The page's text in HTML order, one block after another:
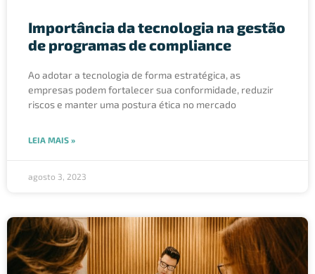
Importância da tecnologia na gestão
de programas de compliance
Ao adotar a tecnologia de forma estratégica, as
empresas podem fortalecer sua conformidade, reduzir
riscos e manter uma postura ética no mercado
LEIA MAIS »
agosto 3, 2023